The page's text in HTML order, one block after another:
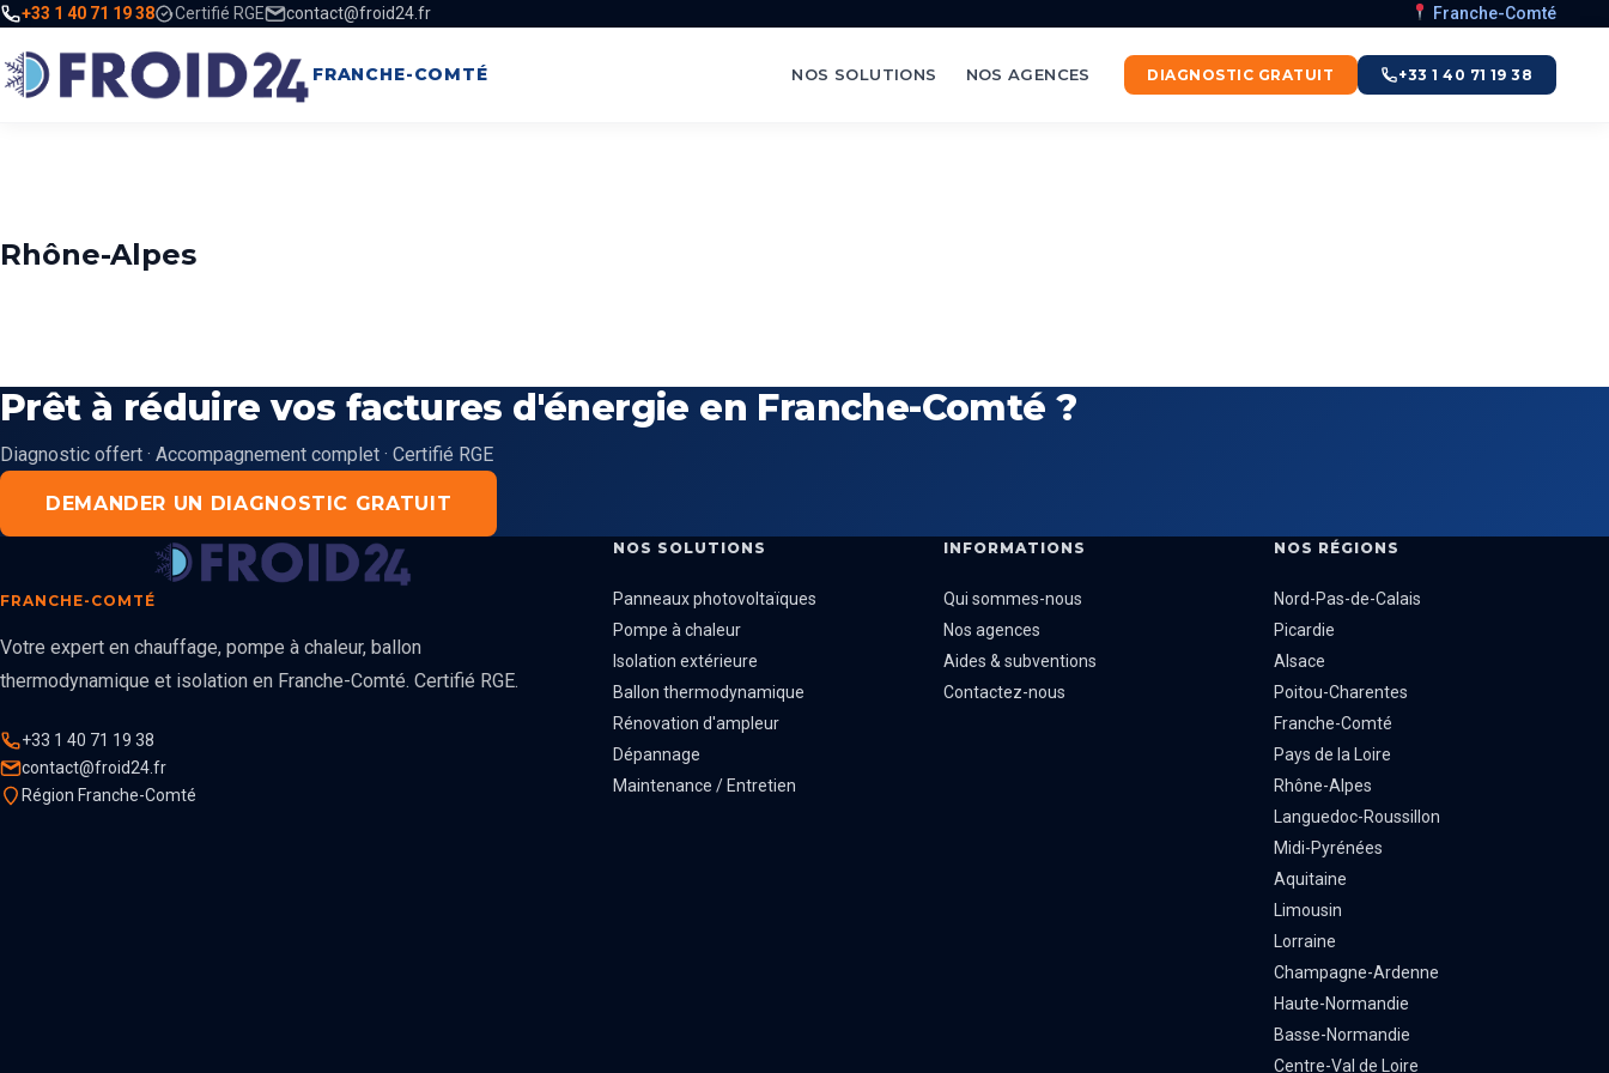
+33 1 40 71 19 38 Certifié RGE contact@froid24.fr Franche-Comté
FRANCHE-COMTÉ NOS SOLUTIONS NOS AGENCES DIAGNOSTIC GRATUIT +33 1 40 71 19 38
Rhône-Alpes
Prêt à réduire vos factures d'énergie en Franche-Comté ?
Diagnostic offert · Accompagnement complet · Certifié RGE
DEMANDER UN DIAGNOSTIC GRATUIT
FRANCHE-COMTÉ
Votre expert en chauffage, pompe à chaleur, ballon
thermodynamique et isolation en Franche-Comté. Certifié RGE.
+33 1 40 71 19 38
contact@froid24.fr
Région Franche-Comté
NOS SOLUTIONS
Panneaux photovoltaïques
Pompe à chaleur
Isolation extérieure
Ballon thermodynamique
Rénovation d'ampleur
Dépannage
Maintenance / Entretien
INFORMATIONS
Qui sommes-nous
Nos agences
Aides & subventions
Contactez-nous
NOS RÉGIONS
Nord-Pas-de-Calais
Picardie
Alsace
Poitou-Charentes
Franche-Comté
Pays de la Loire
Rhône-Alpes
Languedoc-Roussillon
Midi-Pyrénées
Aquitaine
Limousin
Lorraine
Champagne-Ardenne
Haute-Normandie
Basse-Normandie
Centre-Val de Loire